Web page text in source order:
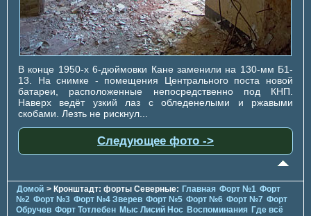
В конце 1950-х 6-дюймовки Кане заменили на 130-мм Б1-
13. На снимке - помещения Центрального поста новой
батареи, расположенные непосредственно под КНП.
Наверх ведёт узкий лаз с обледенелыми и ржавыми
скобами. Лезть не рискнул...
Следующее фото ->
Домой > Кронштадт: форты Северные: Главная Форт №1 Форт
№2 Форт №3 Форт №4 Зверев Форт №5 Форт №6 Форт №7 Форт
Обручев Форт Тотлебен Мыс Лисий Нос Воспоминания Где всё